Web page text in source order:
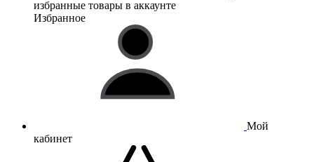
избранные товары в аккаунте
Избранное
Мой
кабинет